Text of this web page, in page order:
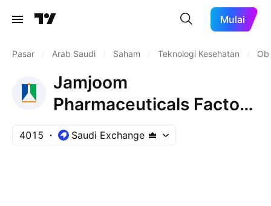
Mulai
Pasar Arab Saudi Saham Teknologi Kesehatan
Jamjoom
Pharmaceuticals Factory
Co.
4015 Saudi Exchange